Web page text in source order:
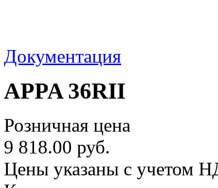
Документация
APPA 36RII
Розничная цена
9 818.00 руб.
Цены указаны с учетом